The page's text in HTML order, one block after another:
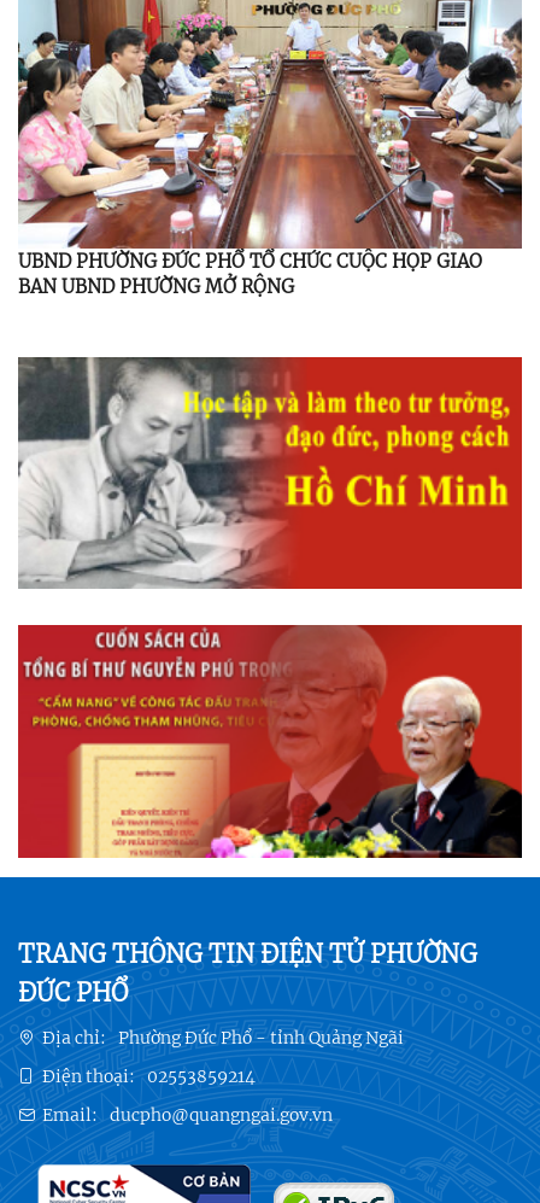
UBND PHƯỜNG ĐỨC PHỔ TỔ CHỨC CUỘC HỌP GIAO
BAN UBND PHƯỜNG MỞ RỘNG
TRANG THÔNG TIN ĐIỆN TỬ PHƯỜNG
ĐỨC PHỔ
Địa chỉ:
Phường Đức Phổ - tỉnh Quảng Ngãi
Điện thoại: 02553859214
Email: ducpho@quangngai.gov.vn